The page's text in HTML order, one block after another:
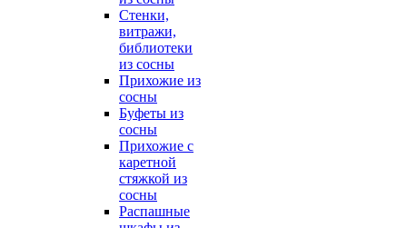
Стенки,
витражи,
библиотеки
из сосны
Прихожие из
сосны
Буфеты из
сосны
Прихожие с
каретной
стяжкой из
сосны
Распашные